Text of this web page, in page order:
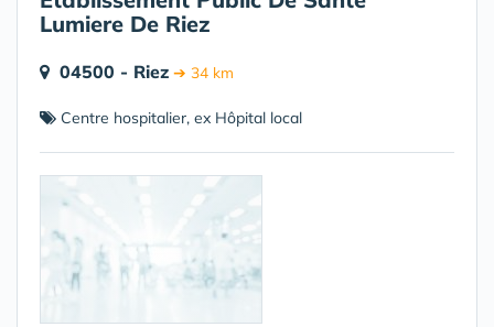
Lumiere De Riez
04500 - Riez ➔ 34 km
Centre hospitalier, ex Hôpital local